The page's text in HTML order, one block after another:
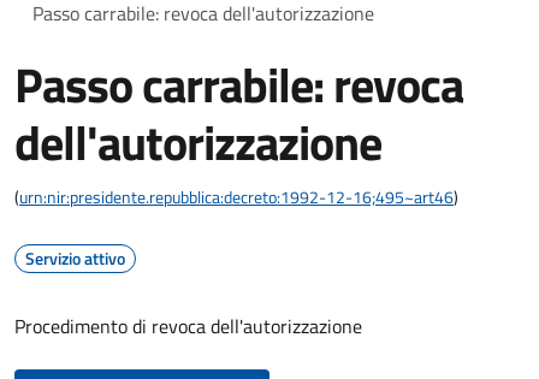
Passo carrabile: revoca dell'autorizzazione
Passo carrabile: revoca
dell'autorizzazione
(urn:nir:presidente.repubblica:decreto:1992-12-16;495~art46)
Servizio attivo
Procedimento di revoca dell'autorizzazione